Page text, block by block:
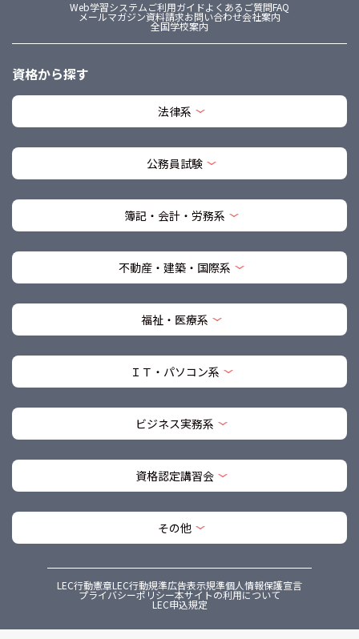
Web学習システムご利用ガイドよくあるご質問FAQ
メールマガジン資料請求お問い合わせ会社案内
全国学校案内
資格から探す
法律系
公務員試験
簿記・会計・労務系
不動産・建築・国際系
福祉・医療系
ＩＴ・パソコン系
ビジネス実務系
資格認定講習会
その他
LEC行動憲章LEC行動規準広告表示規準個人情報保護宣言
プライバシーポリシー本サイトの利用について
LEC申込規定